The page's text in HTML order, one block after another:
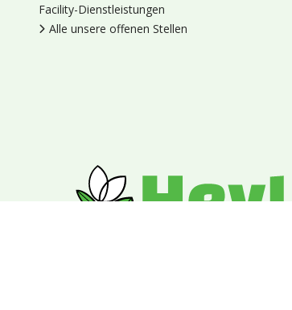
Facility-Dienstleistungen
Alle unsere offenen Stellen